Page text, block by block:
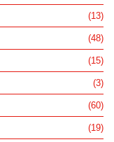
(13)
(48)
(15)
(3)
(60)
(19)